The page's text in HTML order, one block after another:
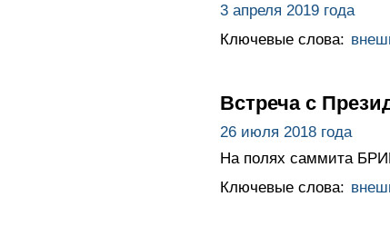
3 апреля 2019 года
Ключевые слова:
Встреча с
26 июля 2018 года
На полях саммита
Ключевые слова: